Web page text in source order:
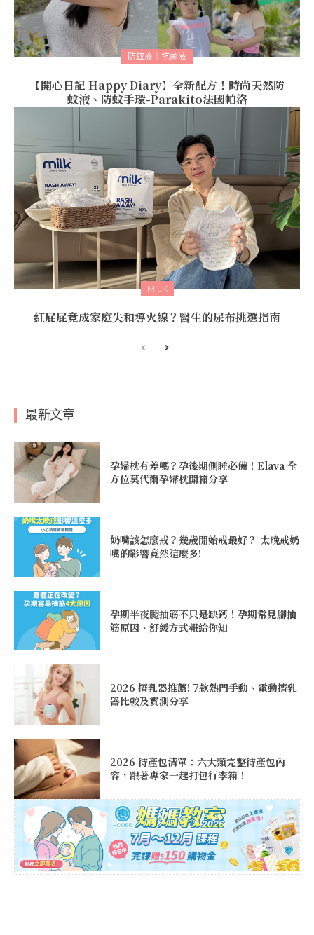
防蚊液｜抗菌液
【開心日記 Happy Diary】全新配方！時尚天然防
蚊液、防蚊手環-Parakito法國帕洛
MILK
紅屁屁竟成家庭失和導火線？醫生的尿布挑選指南
最新文章
孕婦枕有差嗎？孕後期側睡必備！Elava 全
方位莫代爾孕婦枕開箱分享
奶嘴該怎麼戒？幾歲開始戒最好？ 太晚戒奶
嘴的影響竟然這麼多!
孕期半夜腿抽筋不只是缺鈣！孕期常見腳抽
筋原因、舒緩方式報給你知
2026 擠乳器推薦! 7款熱門手動、電動擠乳
器比較及實測分享
2026 待產包清單：六大類完整待產包內
容，跟著專家一起打包行李箱！